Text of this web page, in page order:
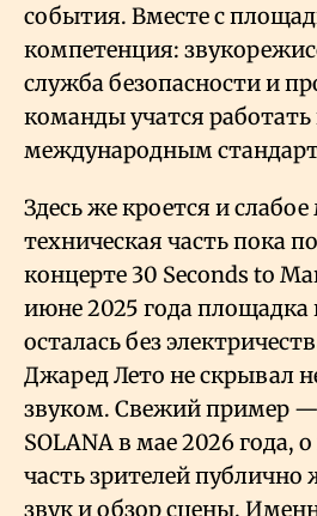
события. Вместе с
компетенция:
служба безопасности и
команды учатся работать
международным
Здесь же кроется и слабое
техническая часть пока
концерте 30 Seconds to
июне 2025 года площадка
осталась без
Джаред Лето не скрывал
звуком. Свежий пример
SOLANA в мае 2026 года,
часть зрителей публично
звук и обзор сцены.